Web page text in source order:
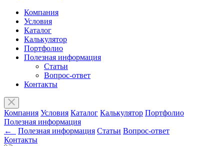
Компания
Условия
Каталог
Калькулятор
Портфолио
Полезная информация
Статьи
Вопрос-ответ
Контакты
Компания Условия Каталог Калькулятор Портфолио
Полезная информация
←
Полезная информация Статьи Вопрос-ответ
Контакты